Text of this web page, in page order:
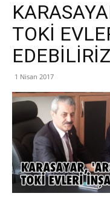
TOKİ
1 Nisan 2017